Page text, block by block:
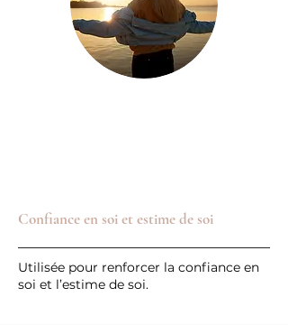
Confiance en soi et estime de soi
Utilisée pour renforcer la confiance en
soi et l’estime de soi.